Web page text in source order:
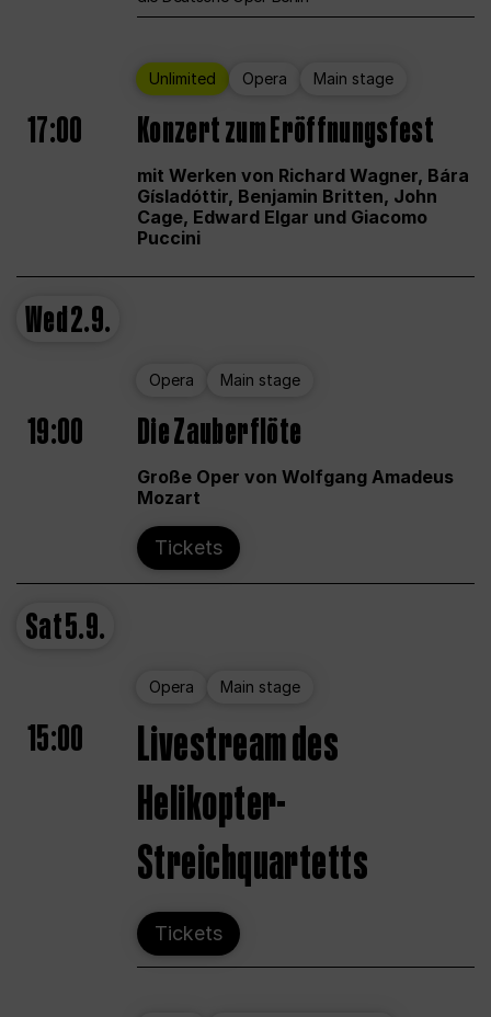
Unlimited Opera Main stage
17:00 Konzert zum Eröffnungsfest
mit Werken von Richard Wagner, Bára
Gísladóttir, Benjamin Britten, John
Cage, Edward Elgar und Giacomo
Puccini
Wed2.9.
Opera Main stage
19:00 Die Zauberflöte
Große Oper von Wolfgang Amadeus
Mozart
Tickets
Sat5.9.
Opera Main stage
15:00
Livestream des
Helikopter-
Streichquartetts
Tickets